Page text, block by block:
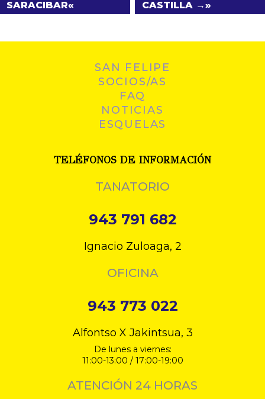
SARACIBAR
CASTILLA →
SAN FELIPE
SOCIOS/AS
FAQ
NOTICIAS
ESQUELAS
TELÉFONOS DE INFORMACIÓN
TANATORIO
943 791 682
Ignacio Zuloaga, 2
OFICINA
943 773 022
Alfontso X Jakintsua, 3
De lunes a viernes:
11:00-13:00 / 17:00-19:00
ATENCIÓN 24 HORAS